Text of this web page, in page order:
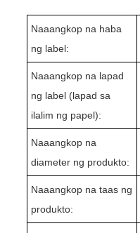
Naaangkop na haba
ng label:
Naaangkop na lapad
ng label (lapad sa
ilalim ng papel):
Naaangkop na
diameter ng produkto:
Naaangkop na taas ng
produkto: